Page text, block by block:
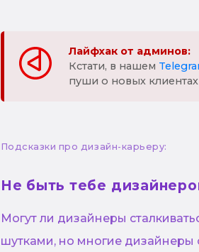
Лайфхак от админов:
Кстати, в нашем
пуши о новых клиентах
Подсказки про дизайн-карьеру:
Не быть тебе
Могут ли дизайнеры
шутками, но многие